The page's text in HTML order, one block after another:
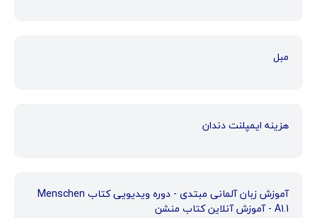
مبل
هزینه ایمپلنت دندان
آموزش زبان آلمانی مبتدی - دوره ویدیویی کتاب Menschen
A1.1 - آموزش آنلاین کتاب منشن